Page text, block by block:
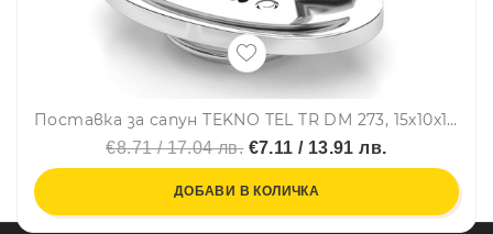
Поставка за сапун TEKNO TEL TR DM 273, 15х10х14 см, Вакуум, Хром
€8.71 / 17.04 лв.€7.11 / 13.91 лв.
ДОБАВИ В КОЛИЧКА